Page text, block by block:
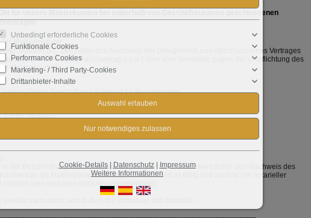
für unsere Maklerkunden bei außerhalb von Geschäftsräumen geschlossenen
Maklerleistung
Solution S.L. beinhaltet den Nachweis der Gelegenheit zum Abschluss eines Vertrages
(z.B. Kauf-, Miet-, Pachtvertrag u.s.w.) über eine Immobilie gegen die Verpflichtung des
Maklercourtage.
Anschrift und Adressat für Beschwerden
World of Horses)
Cádiz, Spanien
der Beschreibung der Immobilie ausgewiesen und ist verdient durch den Nachweis des
als Maklerklausel mit aufgenommen und ist fällig und zahlbar bei notarieller
sein wird eine Absicherung vereinbart)
nach dem Land in dem die Immobilie sich befindet
Unbedingt erforderliche Cookies
Funktionale Cookies
Performance Cookies
Marketing- / Third Party-Cookies
Drittanbieter-Inhalte
Cookie-Details| Datenschutz| Impressum
Weitere Informationen